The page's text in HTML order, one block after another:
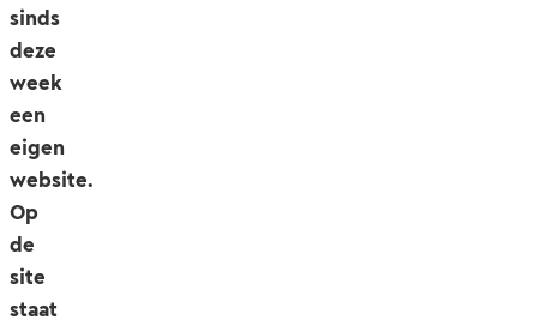
sinds
deze
week
een
eigen
website.
Op
de
site
staat